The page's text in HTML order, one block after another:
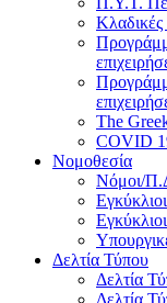
Κλαδικές
The
COVID
Νομοθεσία
Νόμοι/
Εγκύκλιοι
Δελτία Τύπου
Δελτία